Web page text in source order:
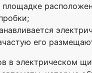
его
в электрическом